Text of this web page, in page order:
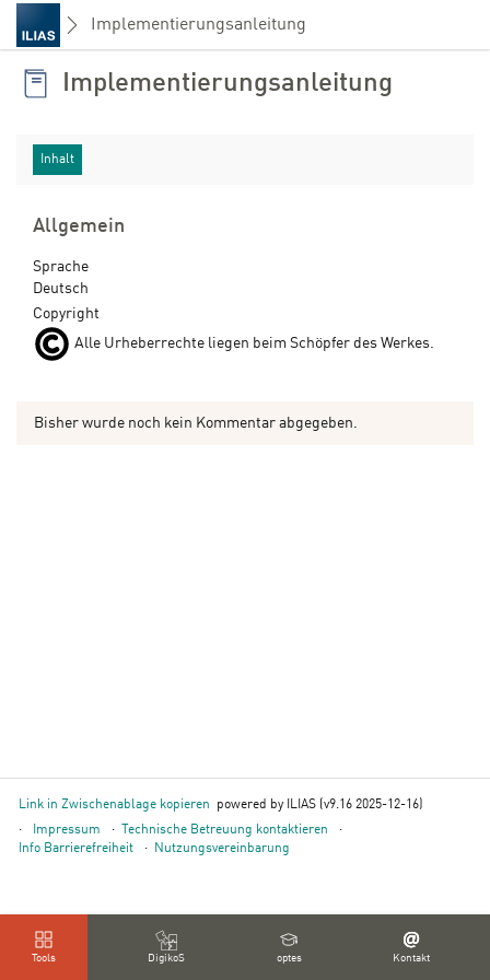
Implementierungsanleitung
Tools DigikoS optes Kontakt
Implementierungsanleitung
Inhalt
Allgemein
Sprache
Deutsch
Copyright
Alle Urheberrechte liegen beim Schöpfer des Werkes.
Bisher wurde noch kein Kommentar abgegeben.
Link in Zwischenablage kopieren
powered by ILIAS (v9.16 2025-12-16)
Impressum
Technische Betreuung kontaktieren
Info Barrierefreiheit
Nutzungsvereinbarung